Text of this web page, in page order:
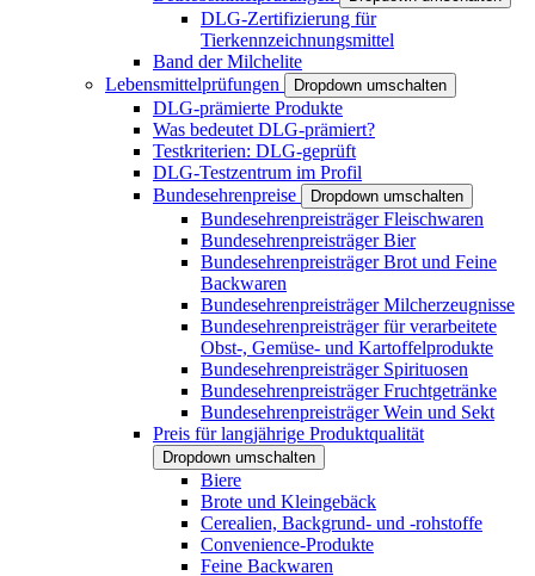
DLG-Zertifizierung für
Tierkennzeichnungsmittel
Band der Milchelite
Lebensmittelprüfungen
Dropdown umschalten
DLG-prämierte Produkte
Was bedeutet DLG-prämiert?
Testkriterien: DLG-geprüft
DLG-Testzentrum im Profil
Bundesehrenpreise
Dropdown umschalten
Bundesehrenpreisträger Fleischwaren
Bundesehrenpreisträger Bier
Bundesehrenpreisträger Brot und Feine
Backwaren
Bundesehrenpreisträger Milcherzeugnisse
Bundesehrenpreisträger für verarbeitete
Obst-, Gemüse- und Kartoffelprodukte
Bundesehrenpreisträger Spirituosen
Bundesehrenpreisträger Fruchtgetränke
Bundesehrenpreisträger Wein und Sekt
Preis für langjährige Produktqualität
Dropdown umschalten
Biere
Brote und Kleingebäck
Cerealien, Backgrund- und -rohstoffe
Convenience-Produkte
Feine Backwaren